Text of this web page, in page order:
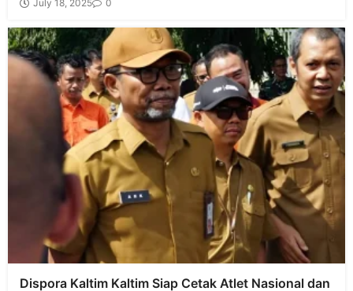
July 18, 2025 0
Dispora Kaltim Kaltim Siap Cetak Atlet Nasional dan